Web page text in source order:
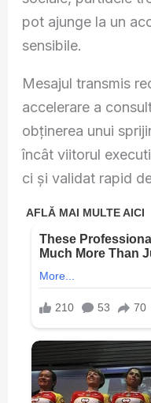
pot ajunge la un
sensibile.
Mesajul transmis
accelerare a
obținerea unui
încât viitorul
ci și validat rapid